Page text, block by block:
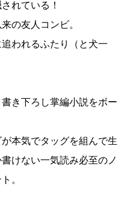
れている！
の友人コンビ。
われるふたり（と犬一
き下ろし掌編小説をボー
本気でタッグを組んで生
けない一気読み必至のノ
。